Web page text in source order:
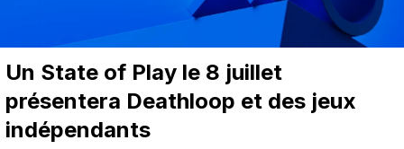
Un State of Play le 8 juillet
présentera Deathloop et des jeux
indépendants